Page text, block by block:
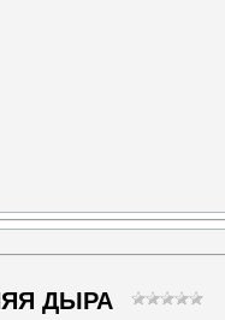
ДЫРА